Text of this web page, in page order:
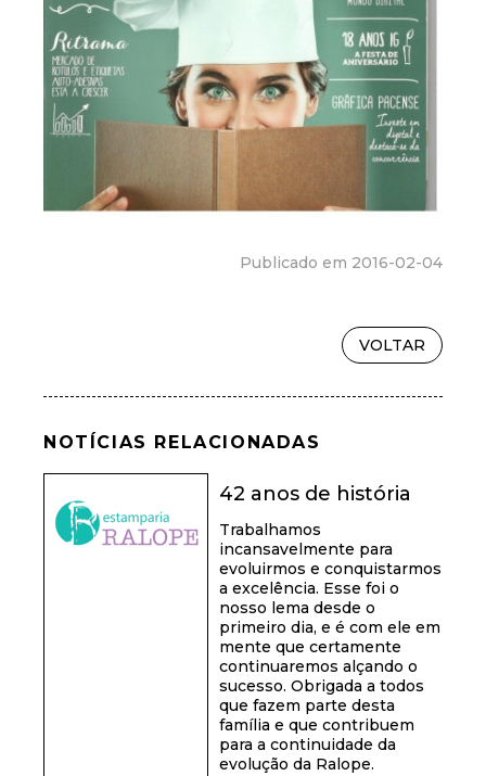
Publicado em 2016-02-04
VOLTAR
NOTÍCIAS RELACIONADAS
42 anos de história
Trabalhamos
incansavelmente para
evoluirmos e conquistarmos
a excelência. Esse foi o
nosso lema desde o
primeiro dia, e é com ele em
mente que certamente
continuaremos alçando o
sucesso. Obrigada a todos
que fazem parte desta
família e que contribuem
para a continuidade da
evolução da Ralope.